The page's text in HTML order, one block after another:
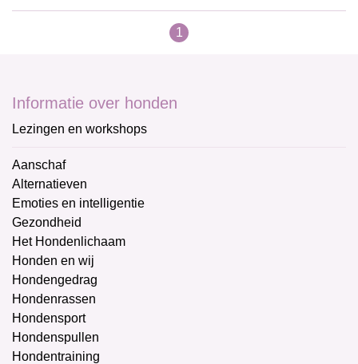
1
Informatie over honden
Lezingen en workshops
Aanschaf
Alternatieven
Emoties en intelligentie
Gezondheid
Het Hondenlichaam
Honden en wij
Hondengedrag
Hondenrassen
Hondensport
Hondenspullen
Hondentraining